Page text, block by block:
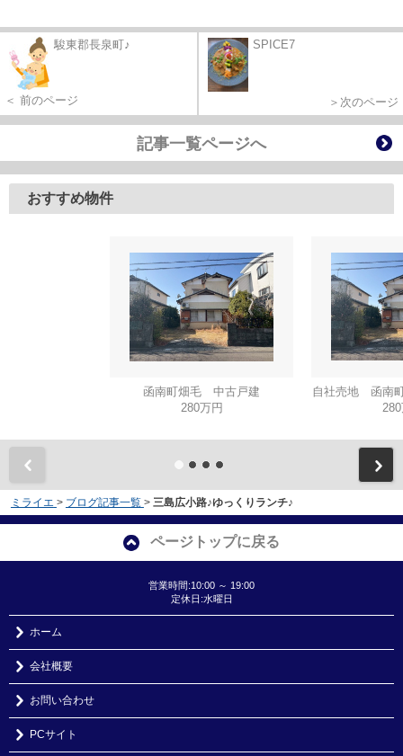
駿東郡長泉町♪
＜ 前のページ
SPICE7
＞次のページ
記事一覧ページへ
おすすめ物件
函南町畑毛 中古戸建
280万円
自社売地 函南
ミライエ > ブログ記事一覧 > 三島広小路♪ゆっくりランチ♪
ページトップに戻る
営業時間:10:00 ～ 19:00
定休日:水曜日
ホーム
会社概要
お問い合わせ
PCサイト